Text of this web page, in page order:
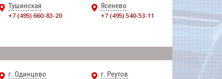
Тушинская
+7 (495) 660-83-20
Ясенево
+7 (495) 540-53-11
г. Одинцово
г. Реутов